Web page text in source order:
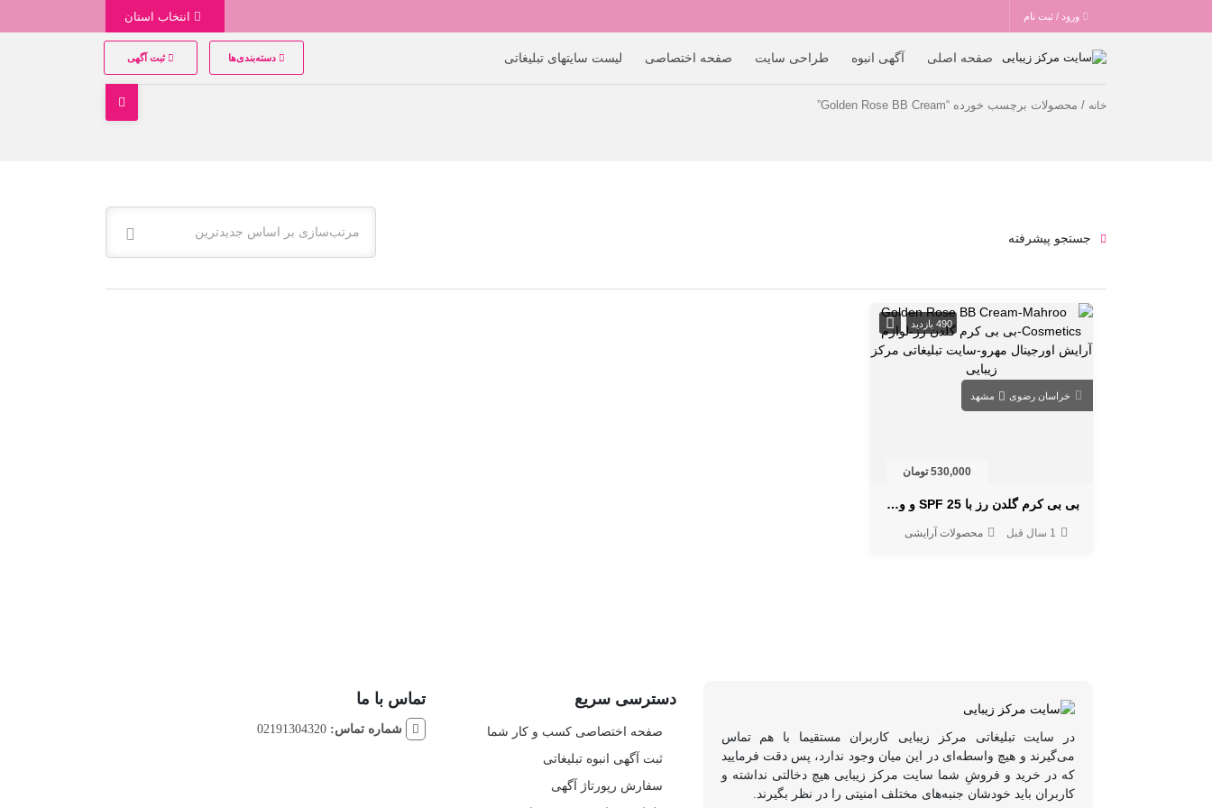
ورود / ثبت نام
صفحه اصلی آگهی انبوه طراحی سایت صفحه اختصاصی لیست سایتهای تبلیغاتی دسته‌بندی‌ها ثبت آگهی
خانه / محصولات برچسب خورده “Golden Rose BB Cream”
مرتب‌سازی بر اساس جدیدترین جستجو پیشرفته
490 بازدید
خراسان رضوی مشهد
530,000 تومان
بی بی کرم گلدن رز با SPF 25 و ویتامین E برای پوشش طبیعی و پوست بی‌نقص
1 سال قبل محصولات آرایشی
در سایت تبلیغاتی مرکز زیبایی کاربران مستقیما با هم تماس
می‌گیرند و هیچ واسطه‌ای در این میان وجود ندارد، پس دقت فرمایید
که در خرید و فروشِ شما سایت مرکز زیبایی هیچ دخالتی نداشته و
کاربران باید خودشان جنبه‌های مختلف امنیتی را در نظر بگیرند.
دسترسی سریع
صفحه اختصاصی کسب و کار شما
ثبت آگهی انبوه تبلیغاتی
سفارش رپورتاژ آگهی
تماس با ما
شماره تماس: 02191304320